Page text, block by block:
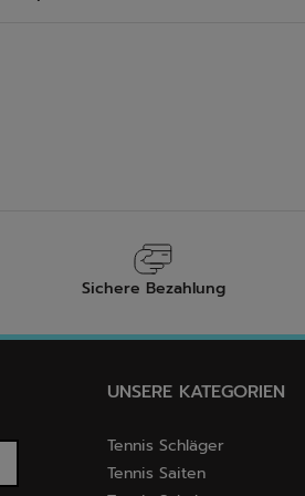
Sichere Bezahlung
UNSERE KATEGORIEN
Tennis Schläger
Tennis Saiten